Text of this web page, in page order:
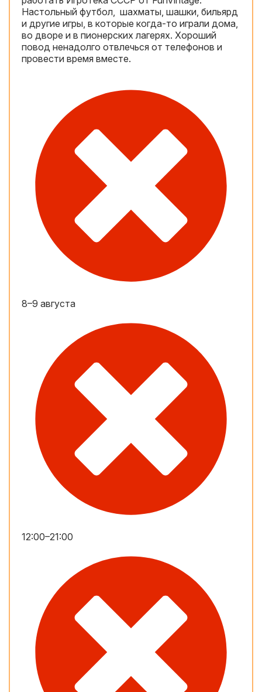
Настольный футбол, шахматы, шашки, бильярд
и другие игры, в которые когда-то играли дома,
во дворе и в пионерских лагерях. Хороший
повод ненадолго отвлечься от телефонов и
провести время вместе.
8–9 августа
12:00–21:00